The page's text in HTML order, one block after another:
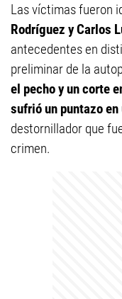
Las víctimas fueron
Rodríguez y Carlos
antecedentes en
preliminar de la
el pecho y un corte
sufrió un puntazo
destornillador que
crimen.